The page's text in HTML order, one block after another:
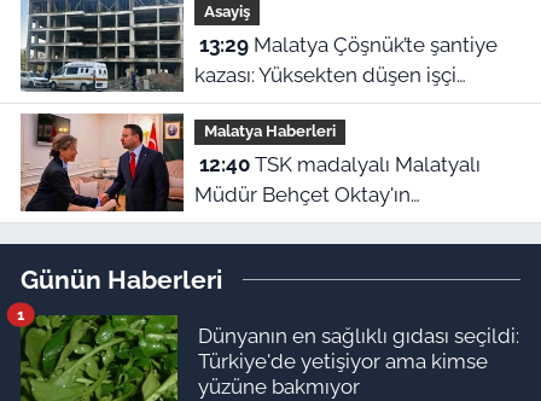
Asayiş
13:29Malatya Çöşnük’te şantiye
kazası: Yüksekten düşen işçi
yaralandı
Malatya Haberleri
12:40TSK madalyalı Malatyalı
Müdür Behçet Oktay'ın
dosyasında FETÖ şüphesi! Bakan
Günün Haberleri
Dünyanın en sağlıklı gıdası seçildi:
Türkiye'de yetişiyor ama kimse
yüzüne bakmıyor
1